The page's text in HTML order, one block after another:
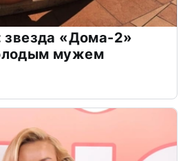
звезда «Дома-2»
мужем